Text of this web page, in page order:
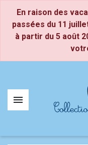
En raison des
passées du 11
à partir du 5 août

Petite Section
Moyenne Section
Grande Section
CP
CE1
CE2